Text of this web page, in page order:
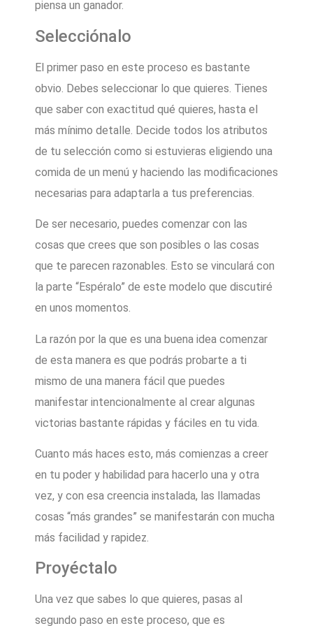
piensa un ganador.
Selecciónalo
El primer paso en este proceso es bastante
obvio. Debes seleccionar lo que quieres. Tienes
que saber con exactitud qué quieres, hasta el
más mínimo detalle. Decide todos los atributos
de tu selección como si estuvieras eligiendo una
comida de un menú y haciendo las modificaciones
necesarias para adaptarla a tus preferencias.
De ser necesario, puedes comenzar con las
cosas que crees que son posibles o las cosas
que te parecen razonables. Esto se vinculará con
la parte “Espéralo” de este modelo que discutiré
en unos momentos.
La razón por la que es una buena idea comenzar
de esta manera es que podrás probarte a ti
mismo de una manera fácil que puedes
manifestar intencionalmente al crear algunas
victorias bastante rápidas y fáciles en tu vida.
Cuanto más haces esto, más comienzas a creer
en tu poder y habilidad para hacerlo una y otra
vez, y con esa creencia instalada, las llamadas
cosas “más grandes” se manifestarán con mucha
más facilidad y rapidez.
Proyéctalo
Una vez que sabes lo que quieres, pasas al
segundo paso en este proceso, que es